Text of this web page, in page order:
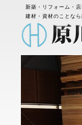
新築・リフォーム・
建材・資材のことな